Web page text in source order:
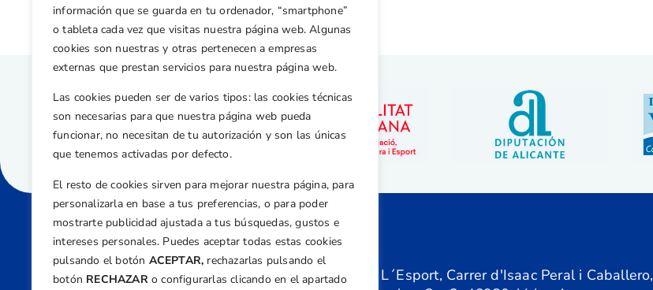
información que se guarda en tu ordenador, “smartphone”
o tableta cada vez que visitas nuestra página web. Algunas
cookies son nuestras y otras pertenecen a empresas
externas que prestan servicios para nuestra página web.
Las cookies pueden ser de varios tipos: las cookies técnicas
son necesarias para que nuestra página web pueda
funcionar, no necesitan de tu autorización y son las únicas
que tenemos activadas por defecto.
El resto de cookies sirven para mejorar nuestra página, para
personalizarla en base a tus preferencias, o para poder
mostrarte publicidad ajustada a tus búsquedas, gustos e
intereses personales. Puedes aceptar todas estas cookies
pulsando el botón ACEPTAR, rechazarlas pulsando el
botón RECHAZARo configurarlas clicando en el apartadoCentre de L´Esport, Carrer d'Isaac Peral i Caballero,